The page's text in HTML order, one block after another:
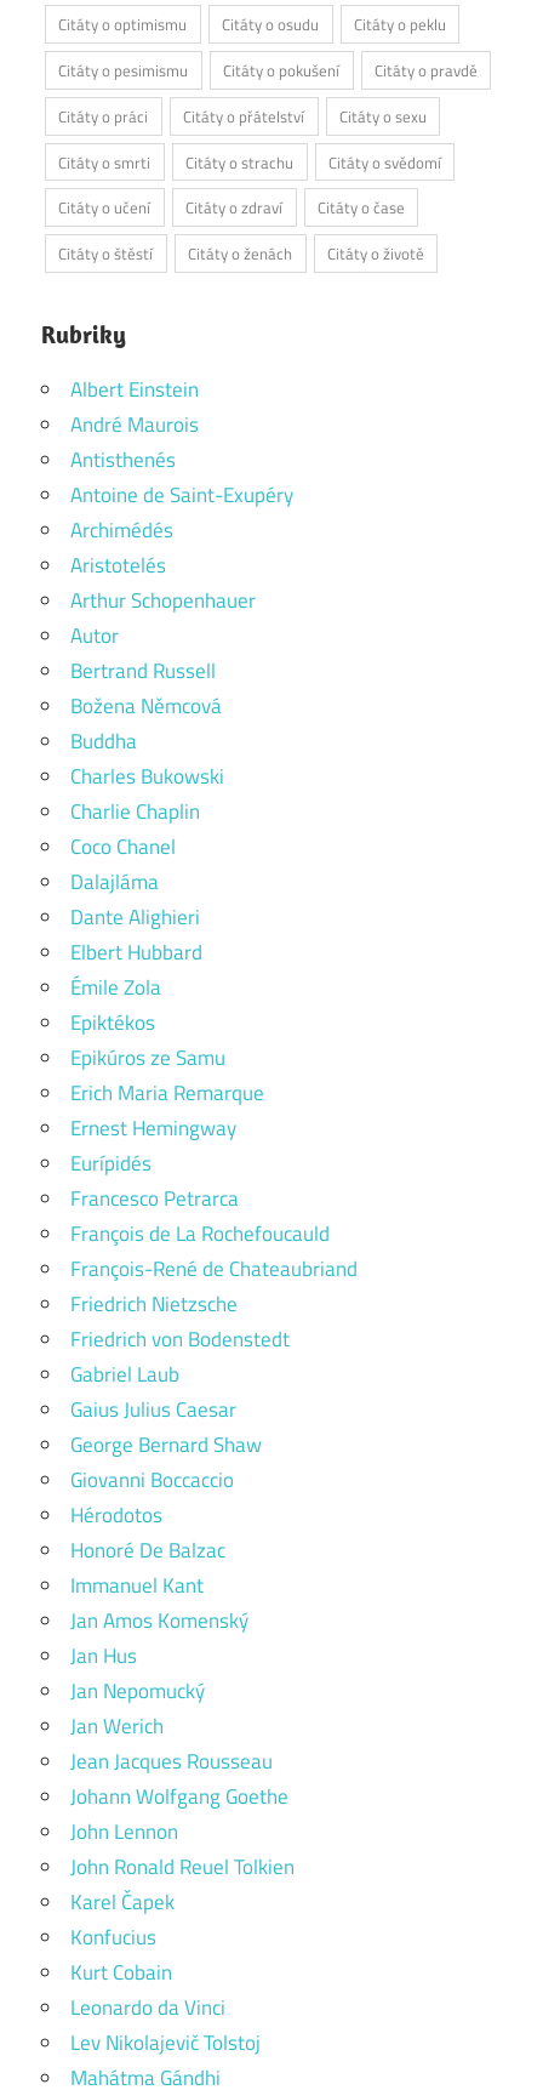
Citáty o optimismu Citáty o osudu
Citáty o peklu
Citáty o pesimismu
Citáty o pokušení
Citáty o pravdě
Citáty o práci
Citáty o přátelství
Citáty o sexu
Citáty o smrti
Citáty o strachu
Citáty o svědomí
Citáty o učení
Citáty o zdraví
Citáty o čase
Citáty o štěstí
Citáty o ženách Citáty o životě
Rubriky
Albert Einstein
André Maurois
Antisthenés
Antoine de Saint-Exupéry
Archimédés
Aristotelés
Arthur Schopenhauer
Autor
Bertrand Russell
Božena Němcová
Buddha
Charles Bukowski
Charlie Chaplin
Coco Chanel
Dalajláma
Dante Alighieri
Elbert Hubbard
Émile Zola
Epiktékos
Epikúros ze Samu
Erich Maria Remarque
Ernest Hemingway
Eurípidés
Francesco Petrarca
François de La Rochefoucauld
François-René de Chateaubriand
Friedrich Nietzsche
Friedrich von Bodenstedt
Gabriel Laub
Gaius Julius Caesar
George Bernard Shaw
Giovanni Boccaccio
Hérodotos
Honoré De Balzac
Immanuel Kant
Jan Amos Komenský
Jan Hus
Jan Nepomucký
Jan Werich
Jean Jacques Rousseau
Johann Wolfgang Goethe
John Lennon
John Ronald Reuel Tolkien
Karel Čapek
Konfucius
Kurt Cobain
Leonardo da Vinci
Lev Nikolajevič Tolstoj
Mahátma Gándhi